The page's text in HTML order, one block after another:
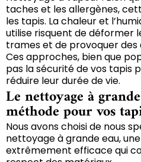
taches et les allergènes,
les tapis. La chaleur et
utilise risquent de déformer
trames et de provoquer des
Ces approches, bien que
pas la sécurité de vos tapis
réduire leur durée de vie.
Le nettoyage à
méthode pour vos
Nous avons choisi de nous
nettoyage à grande eau,
extrêmement efficace qui